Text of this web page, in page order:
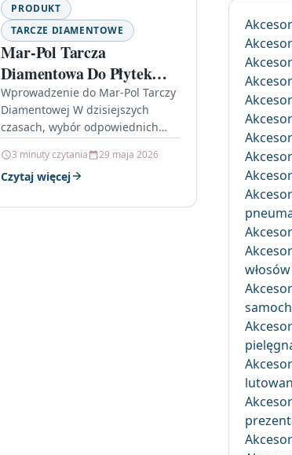
PRODUKT
TARCZE DIAMENTOWE
Mar-Pol Tarcza
Diamentowa Do Płytek
Gresu Pad 100Mm P1500
M08867
Wprowadzenie do Mar-Pol Tarczy
Diamentowej W dzisiejszych
czasach, wybór odpowiednich
budowlanych jest kluczowy dla
osiągnięcia wysokiej jakości
3 minuty czytania 29 maja 2026
Czytaj więcej
włosów